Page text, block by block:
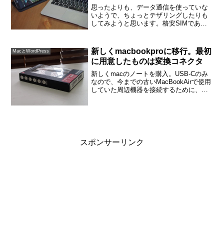
思ったよりも、データ通信を使っていな
いようで、ちょっとテザリングしたりも
してみようと思います。格安SIMであっ
USBのどちらに挿したらいいか、疑問に
思いました...
MacとWordPress
新しくmacbookproに移行。最初
に用意したものは変換コネクタ
新しくmacのノートを購入。USB-Cのみ
なので、今までの古いMacBookAirで使用
していた周辺機器を接続するために、変
スポンサーリンク